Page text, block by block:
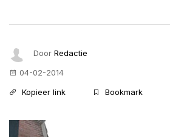
Door Redactie
04-02-2014
Kopieer link
Bookmark